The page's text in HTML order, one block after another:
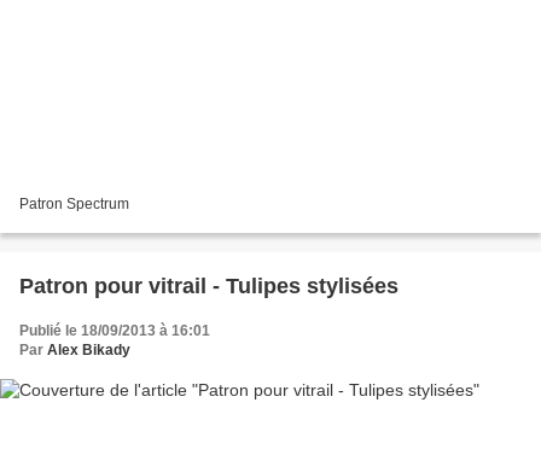
Patron Spectrum
Patron pour vitrail - Tulipes stylisées
Publié le 18/09/2013 à 16:01
Par Alex Bikady